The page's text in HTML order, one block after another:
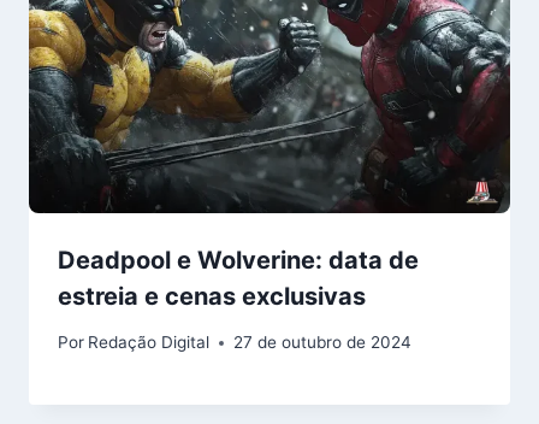
Deadpool e Wolverine: data de
estreia e cenas exclusivas
Por Redação Digital 27 de outubro de 2024